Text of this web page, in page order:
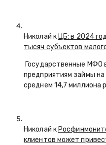
Николай к ЦБ: в 2024
тысяч субъектов
Государственные
предприятиям займы
среднем 14,7 миллиона
Николай к
клиентов может